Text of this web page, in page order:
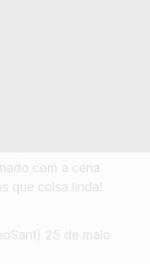
com a cena
que coisa linda!
25 de maio